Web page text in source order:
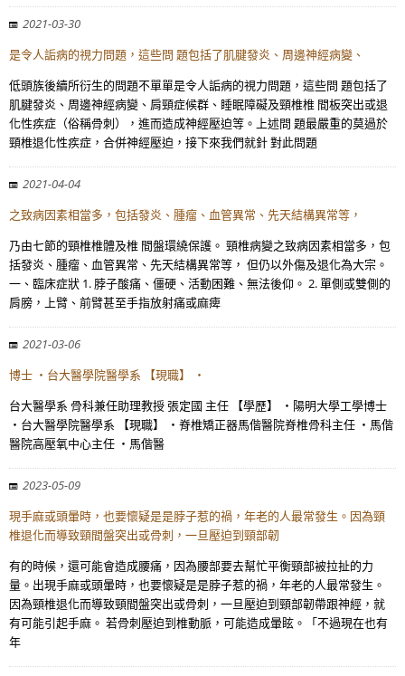
2021-03-30
是令人詬病的視力問題，這些問 題包括了肌腱發炎、周邊神經病變、
低頭族後續所衍生的問題不單單是令人詬病的視力問題，這些問 題包括了
肌腱發炎、周邊神經病變、肩頸症候群、睡眠障礙及頸椎椎 間板突出或退
化性疾症（俗稱骨刺），進而造成神經壓迫等。上述問 題最嚴重的莫過於
頸椎退化性疾症，合併神經壓迫，接下來我們就針 對此問題
2021-04-04
之致病因素相當多，包括發炎、腫瘤、血管異常、先天結構異常等，
乃由七節的頸椎椎體及椎 間盤環繞保護。 頸椎病變之致病因素相當多，包
括發炎、腫瘤、血管異常、先天結構異常等， 但仍以外傷及退化為大宗。
一、臨床症狀 1. 脖子酸痛、僵硬、活動困難、無法後仰。 2. 單側或雙側的
肩膀，上臂、前臂甚至手指放射痛或麻痺
2021-03-06
博士 ・台大醫學院醫學系 【現職】 ・
台大醫學系 骨科兼任助理教授 張定國 主任 【學歷】 ・陽明大學工學博士
・台大醫學院醫學系 【現職】 ・脊椎矯正器馬偕醫院脊椎骨科主任 ・馬偕
醫院高壓氧中心主任 ・馬偕醫
2023-05-09
現手麻或頭暈時，也要懷疑是是脖子惹的禍，年老的人最常發生。因為頸
椎退化而導致頸間盤突出或骨刺，一旦壓迫到頸部韌
有的時候，還可能會造成腰痛，因為腰部要去幫忙平衡頸部被拉扯的力
量。出現手麻或頭暈時，也要懷疑是是脖子惹的禍，年老的人最常發生。
因為頸椎退化而導致頸間盤突出或骨刺，一旦壓迫到頸部韌帶跟神經，就
有可能引起手麻。 若骨刺壓迫到椎動脈，可能造成暈眩。「不過現在也有
年